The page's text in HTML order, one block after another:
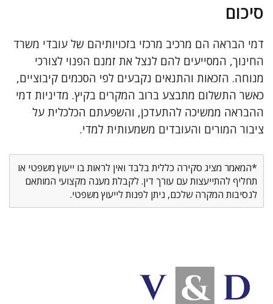
סיכום
דמי הבראה הם מרכיב מרכזי בזכויותיהם של עובדי משרד
החינוך, המסייעים להם לנצל את זמנם הפנוי לצורכי
מנוחה. הזכאות והתנאים נקבעים לפי הסכמים קיבוציים,
כאשר התשלום מתבצע ברוב המקרים בקיץ. מדיניות דמי
ההבראה ממשיכה להתעדכן, והשפעתם הכלכלית על
ציבור המורים והעובדים משמעותית למדי.
*המאמר מציג סקירה כללית בלבד ואין לראות בו ייעוץ משפטי או
תחליף להתייעצות עם עורך דין. לקבלת מענה מקצועי המותאם
לנסיבות המקרה שלכם, ניתן לפנות לייעוץ משפטי.